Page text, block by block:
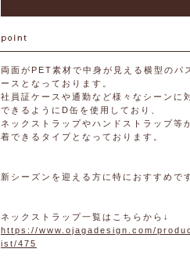
両面がPET素材で中身が見える横型のパ
ースとなっております。
社員証ケースや通勤など様々なシーンに
できるようにD缶を使用しており、
ネックストラップやハンドストラップ等
着できるタイプとなっております。
新シーズンを迎える方に特におすすめで
ネックストラップ一覧はこちらから↓
https://www.ojagadesign.com/
ist/475